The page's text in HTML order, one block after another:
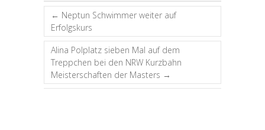
← Neptun Schwimmer weiter auf
Erfolgskurs
Alina Polplatz sieben Mal auf dem
Treppchen bei den NRW Kurzbahn
Meisterschaften der Masters →